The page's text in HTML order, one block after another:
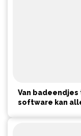
Van
software kan